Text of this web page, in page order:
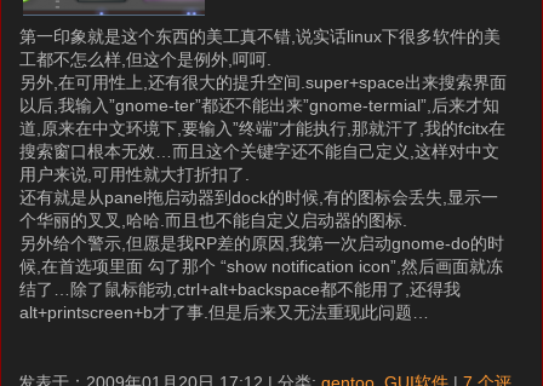
第一印象就是这个东西的美工真不错,说实话linux下很多软件的美
工都不怎么样,但这个是例外,呵呵.
另外,在可用性上,还有很大的提升空间.super+space出来搜索界面
以后,我输入”gnome-ter”都还不能出来”gnome-termial”,后来才知
道,原来在中文环境下,要输入”终端”才能执行,那就汗了,我的fcitx在
搜索窗口根本无效…而且这个关键字还不能自己定义,这样对中文
用户来说,可用性就大打折扣了.
还有就是从panel拖启动器到dock的时候,有的图标会丢失,显示一
个华丽的叉叉,哈哈.而且也不能自定义启动器的图标.
另外给个警示,但愿是我RP差的原因,我第一次启动gnome-do的时
候,在首选项里面 勾了那个 “show notification icon”,然后画面就冻
结了…除了鼠标能动,ctrl+alt+backspace都不能用了,还得我
alt+printscreen+b才了事.但是后来又无法重现此问题…
发表于：2009年01月20日 17:12 | 分类: gentoo GUI软件 | 7 个评